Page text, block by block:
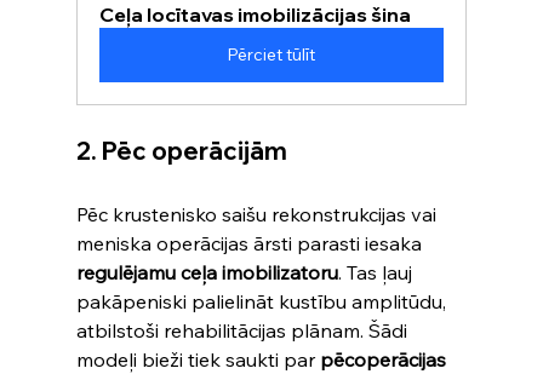
Ceļa locītavas imobilizācijas šina
Pērciet tūlīt
2. Pēc operācijām
Pēc krustenisko saišu rekonstrukcijas vai
meniska operācijas ārsti parasti iesaka
regulējamu ceļa imobilizatoru. Tas ļauj
pakāpeniski palielināt kustību amplitūdu,
atbilstoši rehabilitācijas plānam. Šādi
modeļi bieži tiek saukti par pēcoperācijas